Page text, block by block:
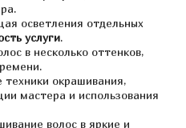
осветления отдельных
услуги.
в несколько оттенков,
техники окрашивания,
мастера и использования
волос в яркие и